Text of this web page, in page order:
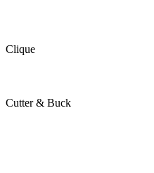
Clique
Cutter & Buck